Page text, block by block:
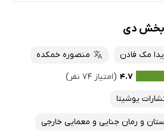
بخش دی
مک فادن
منصوره خمکده
۴.۷ (امتیاز ۷۴ نفر)
یوشیتا
و رمان جنایی و معمایی خارجی